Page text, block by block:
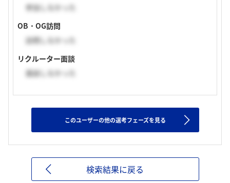
参加しなかった
OB・OG訪問
訪問しなかった
リクルーター面談
面談しなかった
このユーザーの他の選考フェーズを見る
検索結果に戻る